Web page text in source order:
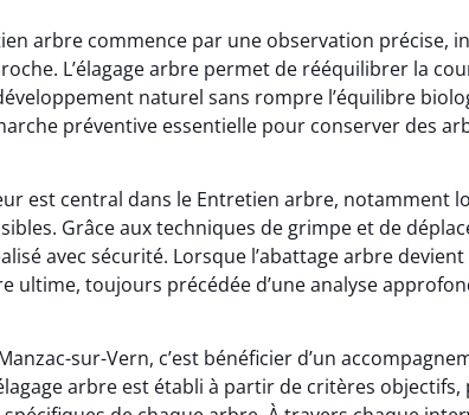
arbre commence par une observation précise,
L’élagage arbre permet de rééquilibrer la
naturel sans rompre l’équilibre
préventive essentielle pour conserver des
est central dans le Entretien arbre, notamment
Grâce aux techniques de grimpe et de
avec sécurité. Lorsque l’abattage arbre
ultime, toujours précédée d’une analyse
sur-Vern, c’est bénéficier d’un
arbre est établi à partir de critères